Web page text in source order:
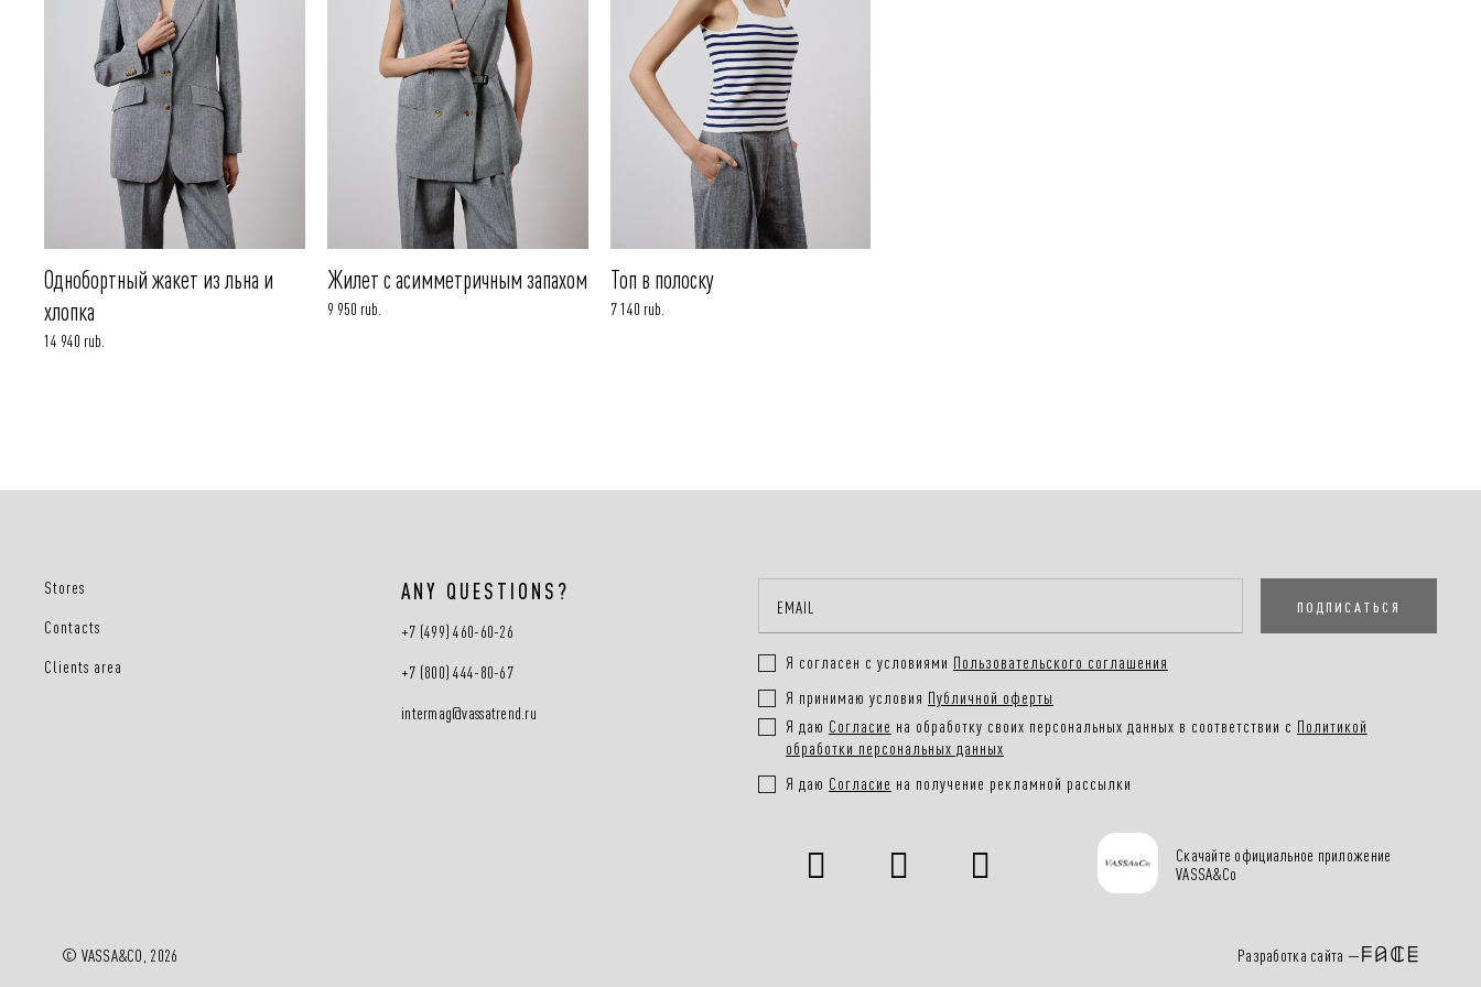
Однобортный жакет из льна и
хлопка
14 940 rub.
Жилет с асимметричным запахом
9 950 rub.
Топ в полоску
7 140 rub.
Stores
Contacts
Clients area
ANY QUESTIONS?
+7 (499) 460-60-26
+7 (800) 444-80-67
intermag@vassatrend.ru
ПОДПИСАТЬСЯ
Я согласен с условиями Пользовательского соглашения
Я принимаю условия Публичной оферты
Я даю Согласие на обработку своих персональных данных в соответствии с Политикой
обработки персональных данных
Я даю Согласие на получение рекламной рассылки
Скачайте официальное приложение
VASSA&Co
© VASSA&CO, 2026 Разработка сайта —